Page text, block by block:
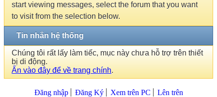
start viewing messages, select the forum that you want
to visit from the selection below.
Tin nhắn hệ thống
Chúng tôi rất lấy làm tiếc, mục này chưa hỗ trợ trên thiết
bị di động.
Ấn vào đây để về trang chính.
Đăng nhập Đăng Ký Xem trên PC Lên trên